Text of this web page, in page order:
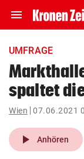
menu Navigation
ein-/
account_circle Anmelden
pin_drop
Wien
UMFRAGE
spaltet
Wien 07.06.2021
play_arrow Anhören